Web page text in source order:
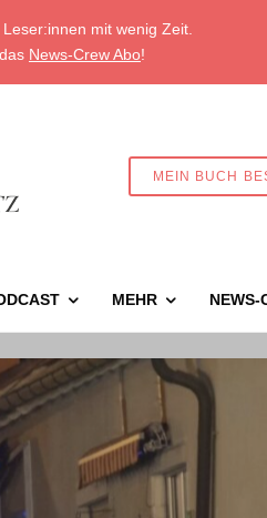
mit wenig Zeit.
News-Crew Abo!
MEIN BUCH
MEHR NEWS-